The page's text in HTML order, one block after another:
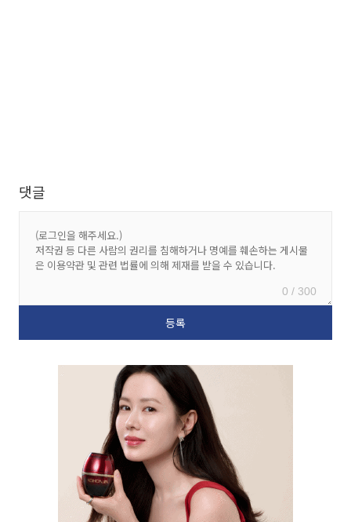
댓글
0 / 300